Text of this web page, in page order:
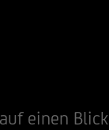
einen Blick